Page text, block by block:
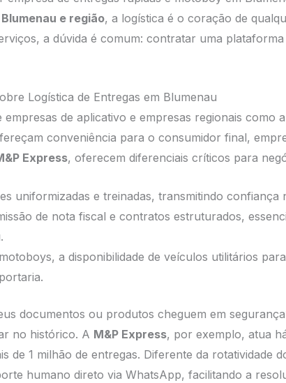
Blumenau e região, a logística é o coração de
a dúvida é comum: contratar uma
Logística de Entregas em Blumenau
empresas de aplicativo e empresas regionais como
conveniência para o consumidor final,
Express, oferecem diferenciais críticos para
uniformizadas e treinadas, transmitindo confiança
de nota fiscal e contratos estruturados,
a disponibilidade de veículos utilitários
documentos ou produtos cheguem em
no histórico. A M&P Express, por exemplo, atua
de 1 milhão de entregas. Diferente da rotatividade
humano direto via WhatsApp, facilitando a